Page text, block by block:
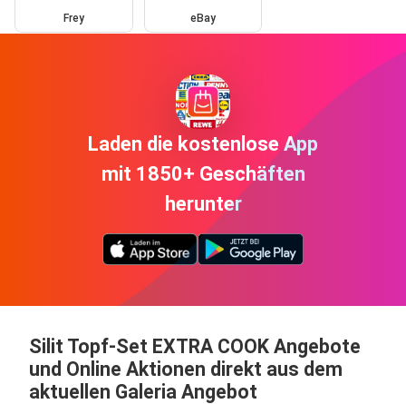
Frey eBay
Laden die kostenlose App
mit 1850+ Geschäften
herunter
Silit Topf-Set EXTRA COOK Angebote
und Online Aktionen direkt aus dem
aktuellen Galeria Angebot